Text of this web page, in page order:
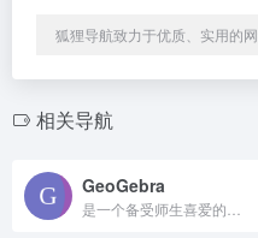
狐狸导航致力于优质、实用的
相关导航
GeoGebra